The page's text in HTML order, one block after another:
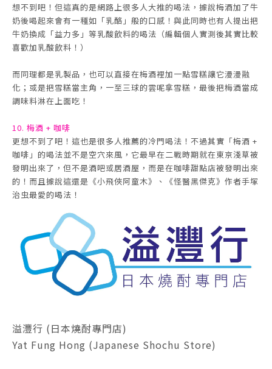
想不到吧！但這真的是網路上很多人大推的喝法，據說梅酒加了牛
奶後喝起來會有一種如「乳酪」般的口感！與此同時也有人提出把
牛奶換成「益力多」等乳酸飲料的喝法（編輯個人實測後其實比較
喜歡加乳酸飲料！）
而同理都是乳製品，也可以直接在梅酒裡加一點雪糕讓它漫漫融
化；或是把雪糕當主角，一至三球的雲呢拿雪糕，最後把梅酒當成
調味料淋在上面吃！
10. 梅酒 + 咖啡
更想不到了吧！這也是很多人推薦的冷門喝法！不過其實「梅酒 +
咖啡」的喝法並不是空穴來風，它最早在二戰時期就在東京淺草被
發明出來了，但不是酒吧或居酒屋，而是在咖啡甜點店被發明出來
的！而且據說這還是《小飛俠阿童木》、《怪醫黑傑克》作者手塚
治虫最愛的喝法！
溢灃行 (日本燒酎專門店)
Yat Fung Hong (Japanese Shochu Store)